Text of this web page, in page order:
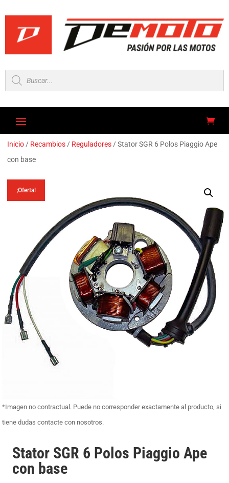
Búsqueda
de
productos
Inicio / Recambios / Reguladores / Stator SGR 6 Polos Piaggio Ape
con base
¡Oferta!
*Imagen no contractual. Puede no corresponder exactamente al producto, si
tiene dudas contacte con nosotros.
Stator SGR 6 Polos Piaggio Ape
con base